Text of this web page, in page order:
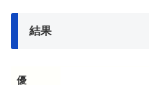
結果
優